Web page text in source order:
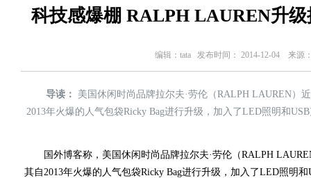
科技感爆棚 RALPH LAUREN升
编辑： tata 发布时间： 2014-12-04 来源
导读：
美国休闲时尚品牌拉尔夫·劳伦（RALPH LAUREN）
2013年火爆的人气包袋Ricky Bag进行升级，加入了LED照明和
国外博客称，美国休闲时尚品牌拉尔夫·劳伦（RALPH
其自2013年火爆的人气包袋Ricky Bag进行升级，加入了LED照明